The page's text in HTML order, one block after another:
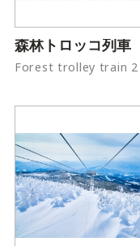
Forest trolley train 2